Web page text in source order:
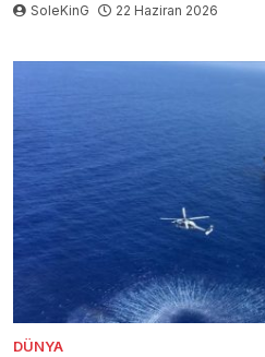
SoleKinG 22 Haziran 2026
DÜNYA